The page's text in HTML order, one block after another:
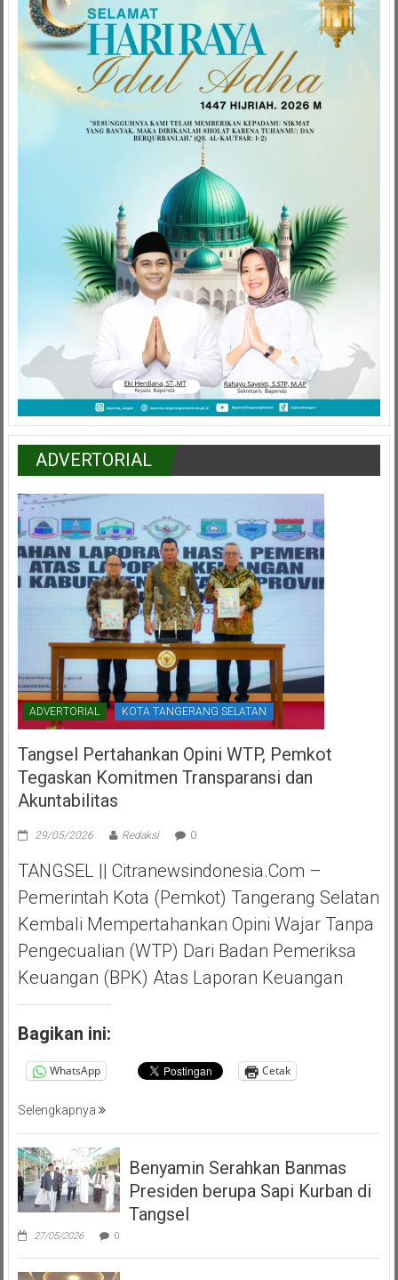
ADVERTORIAL
ADVERTORIAL KOTA TANGERANG SELATAN
Tangsel Pertahankan Opini WTP, Pemkot
Tegaskan Komitmen Transparansi dan
Akuntabilitas
29/05/2026 Redaksi 0
TANGSEL || Citranewsindonesia.com –
Pemerintah Kota (Pemkot) Tangerang Selatan
Kembali Mempertahankan Opini Wajar Tanpa
Pengecualian (WTP) Dari Badan Pemeriksa
Keuangan (BPK) Atas Laporan Keuangan
Bagikan ini:
WhatsApp Cetak
Selengkapnya
Benyamin Serahkan Banmas
Presiden berupa Sapi Kurban di
Tangsel
27/05/2026 0